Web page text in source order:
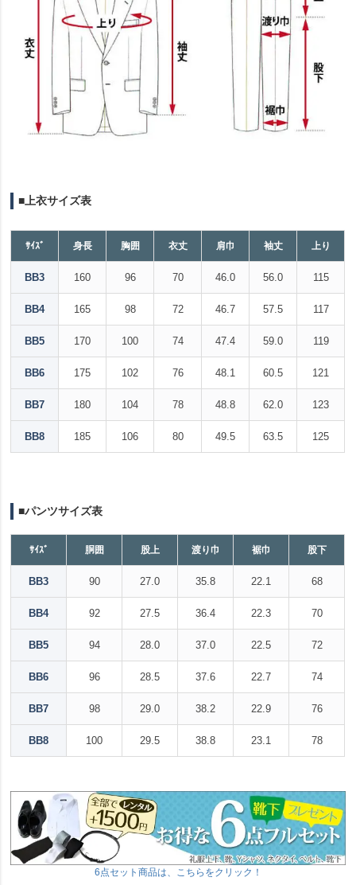
■上衣サイズ表
ｻｲｽﾞ 身長 胸囲 衣丈 肩巾 袖丈 上り
BB3 160 96 70 46.0 56.0 115
BB4 165 98 72 46.7 57.5 117
BB5 170 100 74 47.4 59.0 119
BB6 175 102 76 48.1 60.5 121
BB7 180 104 78 48.8 62.0 123
BB8 185 106 80 49.5 63.5 125
■パンツサイズ表
ｻｲｽﾞ 胴囲 股上 渡り巾 裾巾 股下
BB3 90 27.0 35.8 22.1 68
BB4 92 27.5 36.4 22.3 70
BB5 94 28.0 37.0 22.5 72
BB6 96 28.5 37.6 22.7 74
BB7 98 29.0 38.2 22.9 76
BB8 100 29.5 38.8 23.1 78
6点セット商品は、こちらをクリック！